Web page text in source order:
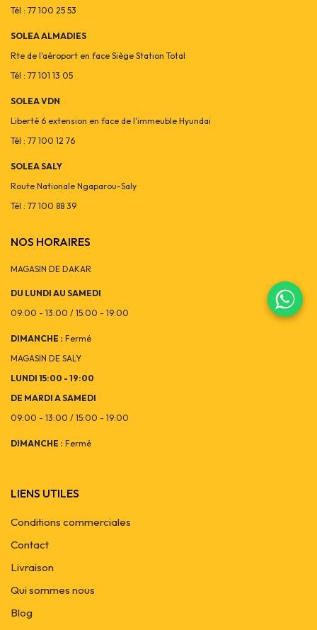
Tél : 77 100 25 53
SOLEA ALMADIES
Rte de l'aéroport en face Siège Station Total
Tél : 77 101 13 05
SOLEA VDN
Liberté 6 extension en face de l'immeuble Hyundai
Tél : 77 100 12 76
SOLEA SALY
Route Nationale Ngaparou-Saly
Tél : 77 100 88 39
NOS HORAIRES
MAGASIN DE DAKAR
DU LUNDI AU SAMEDI
09:00 - 13:00 / 15:00 - 19:00
DIMANCHE : Fermé
MAGASIN DE SALY
LUNDI 15:00 - 19:00
DE MARDI A SAMEDI
09:00 - 13:00 / 15:00 - 19:00
DIMANCHE : Fermé
LIENS UTILES
Conditions commerciales
Contact
Livraison
Qui sommes nous
Blog